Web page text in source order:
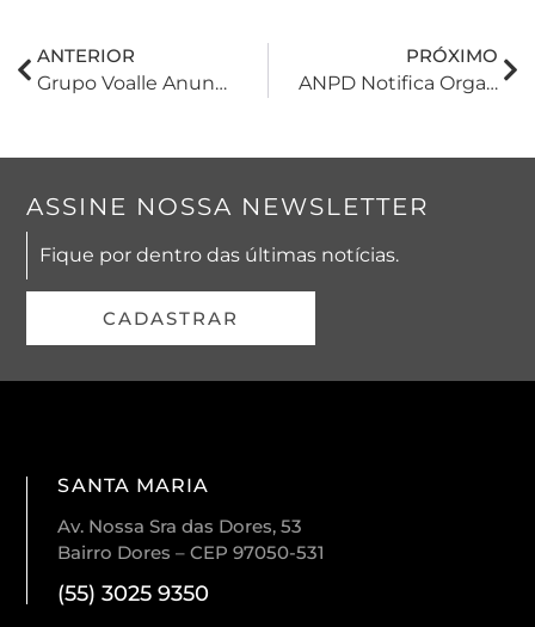
ANTERIOR
Grupo Voalle Anuncia Fusão Com Empresa De Tecnologia Do Paraná
PRÓXIMO
ANPD Notifica Organizações Estaduais Pela Aplicação Inadequada De Requisitos Da LGPD
ASSINE NOSSA NEWSLETTER
Fique por dentro das últimas notícias.
CADASTRAR
SANTA MARIA
Av. Nossa Sra das Dores, 53
Bairro Dores – CEP 97050-531
(55) 3025 9350